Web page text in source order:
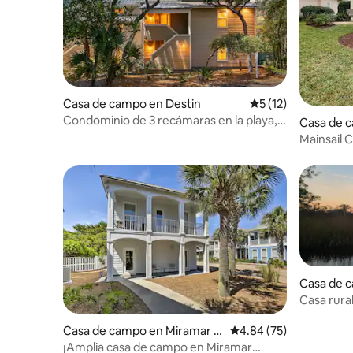
Casa de campo en Destin Calificación
5 (12)
Condominio de 3 recámaras en la playa,
Casa de
each
Mainsail
Casa de campo en Miramar B
each
Calificación promedio:
4.84 (75)
¡Amplia casa de campo en Miramar
Casa de
Casa